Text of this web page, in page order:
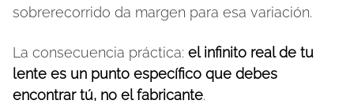
sobrerecorrido da margen para esa variación.
La consecuencia práctica: el infinito real de tu
lente es un punto específico que debes
encontrar tú, no el fabricante.